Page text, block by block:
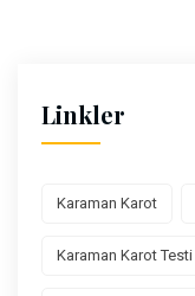
Linkler
Karaman Karot
Karaman Karot Testi